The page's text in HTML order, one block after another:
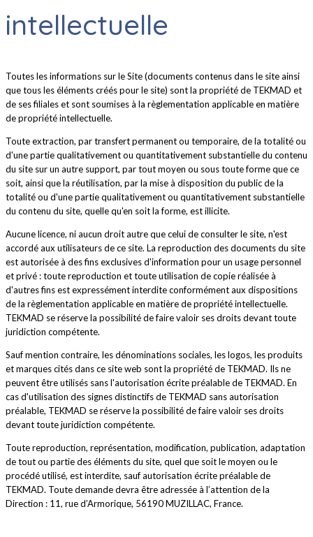
intellectuelle
Toutes les informations sur le Site (documents contenus dans le site ainsi
que tous les éléments créés pour le site) sont la propriété de TEKMAD et
de ses filiales et sont soumises à la règlementation applicable en matière
de propriété intellectuelle.
Toute extraction, par transfert permanent ou temporaire, de la totalité ou
d'une partie qualitativement ou quantitativement substantielle du contenu
du site sur un autre support, par tout moyen ou sous toute forme que ce
soit, ainsi que la réutilisation, par la mise à disposition du public de la
totalité ou d'une partie qualitativement ou quantitativement substantielle
du contenu du site, quelle qu'en soit la forme, est illicite.
Aucune licence, ni aucun droit autre que celui de consulter le site, n'est
accordé aux utilisateurs de ce site. La reproduction des documents du site
est autorisée à des fins exclusives d'information pour un usage personnel
et privé : toute reproduction et toute utilisation de copie réalisée à
d'autres fins est expressément interdite conformément aux dispositions
de la règlementation applicable en matière de propriété intellectuelle.
TEKMAD se réserve la possibilité de faire valoir ses droits devant toute
juridiction compétente.
Sauf mention contraire, les dénominations sociales, les logos, les produits
et marques cités dans ce site web sont la propriété de TEKMAD. Ils ne
peuvent être utilisés sans l'autorisation écrite préalable de TEKMAD. En
cas d'utilisation des signes distinctifs de TEKMAD sans autorisation
préalable, TEKMAD se réserve la possibilité de faire valoir ses droits
devant toute juridiction compétente.
Toute reproduction, représentation, modification, publication, adaptation
de tout ou partie des éléments du site, quel que soit le moyen ou le
procédé utilisé, est interdite, sauf autorisation écrite préalable de
TEKMAD. Toute demande devra être adressée à l’attention de la
Direction : 11, rue d’Armorique, 56190 MUZILLAC, France.